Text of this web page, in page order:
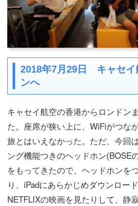
2018年7月29日 キャセイ
ンへ
キャセイ航空の香港からロンドン
た。座席が狭い上に、WiFiがつな
旅とはいえなかった。ただ、今回
ング機能つきのヘッドホン(BOSE
をもってきたので、ヘッドホンを
り、iPadにあらかじめダウンロー
NETFLIXの映画を見たりして、静